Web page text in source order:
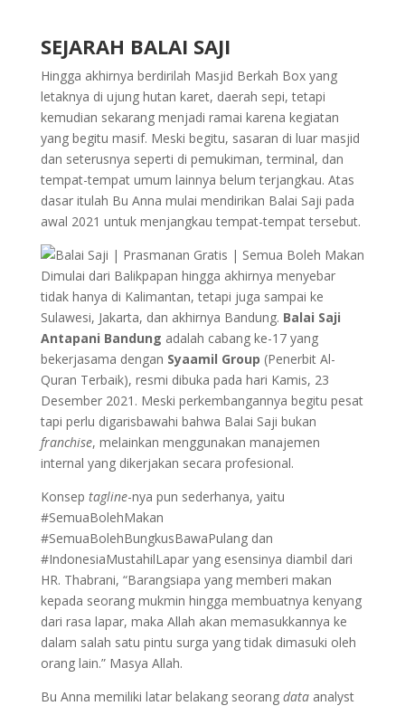
SEJARAH BALAI SAJI
Hingga akhirnya berdirilah Masjid Berkah Box yang
letaknya di ujung hutan karet, daerah sepi, tetapi
kemudian sekarang menjadi ramai karena kegiatan
yang begitu masif. Meski begitu, sasaran di luar masjid
dan seterusnya seperti di pemukiman, terminal, dan
tempat-tempat umum lainnya belum terjangkau. Atas
dasar itulah Bu Anna mulai mendirikan Balai Saji pada
awal 2021 untuk menjangkau tempat-tempat tersebut.
Dimulai dari Balikpapan hingga akhirnya menyebar
tidak hanya di Kalimantan, tetapi juga sampai ke
Sulawesi, Jakarta, dan akhirnya Bandung. Balai Saji
Antapani Bandung adalah cabang ke-17 yang
bekerjasama dengan Syaamil Group (Penerbit Al-
Quran Terbaik), resmi dibuka pada hari Kamis, 23
Desember 2021. Meski perkembangannya begitu pesat
tapi perlu digarisbawahi bahwa Balai Saji bukan
franchise, melainkan menggunakan manajemen
internal yang dikerjakan secara profesional.
Konsep tagline-nya pun sederhanya, yaitu
#SemuaBolehMakan
#SemuaBolehBungkusBawaPulang dan
#IndonesiaMustahilLapar yang esensinya diambil dari
HR. Thabrani, “Barangsiapa yang memberi makan
kepada seorang mukmin hingga membuatnya kenyang
dari rasa lapar, maka Allah akan memasukkannya ke
dalam salah satu pintu surga yang tidak dimasuki oleh
orang lain.” Masya Allah.
Bu Anna memiliki latar belakang seorang data analyst